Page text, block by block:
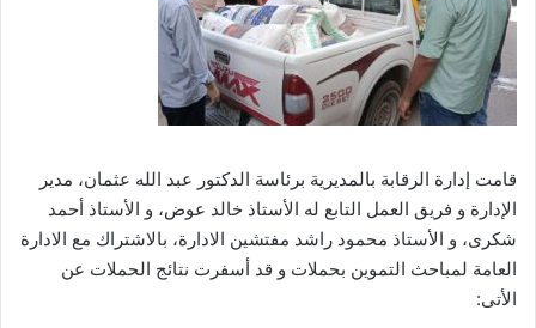
قامت إدارة الرقابة بالمديرية برئاسة الدكتور عبد الله عثمان، مدير
الإدارة و فريق العمل التابع له الأستاذ خالد عوض، و الأستاذ أحمد
شكرى، و الأستاذ محمود راشد مفتشين الادارة، بالاشتراك مع الادارة
العامة لمباحث التموين بحملات و قد أسفرت نتائج الحملات عن
الأتى: